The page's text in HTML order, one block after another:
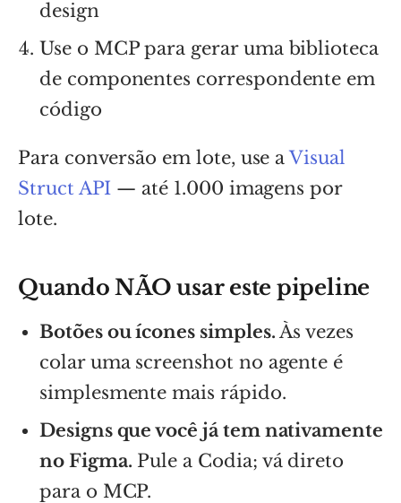
design
Use o MCP para gerar uma biblioteca
de componentes correspondente em
código
Para conversão em lote, use aVisual
Struct API — até 1.000 imagens por
lote.
Quando NÃO usar este pipeline
Botões ou ícones simples. Às vezes
colar uma screenshot no agente é
simplesmente mais rápido.
Designs que você já tem nativamente
no Figma. Pule a Codia; vá direto
para o MCP.